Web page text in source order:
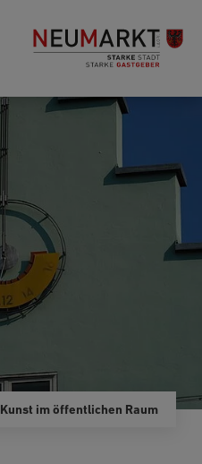
Kunst im öffentlichen Raum